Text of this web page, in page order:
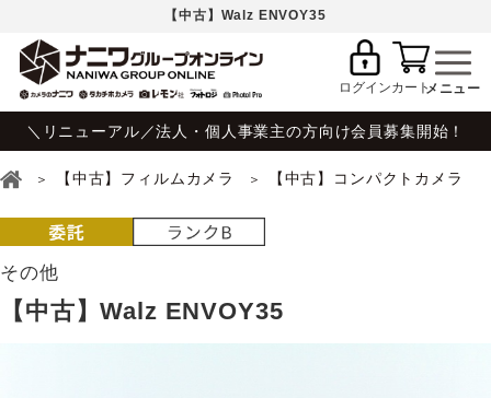
【中古】Walz ENVOY35
ログインカート
＼リニューアル／法人・個人事業主の方向け会員募集開始！
【中古】フィルムカメラ 【中古】コンパクトカメラ
その他
【中古】Walz ENVOY35